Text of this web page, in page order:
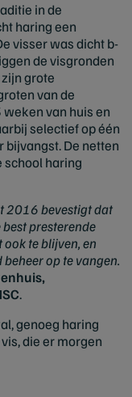
in de
haring een
visser­ was dicht b­
de visgronden
grote
van de
weken van huis en
selectief op één
De netten
school haring
2016 bevestigt dat
presterende
te blijven, en
op te vangen.
.
genoeg haring
die er morgen